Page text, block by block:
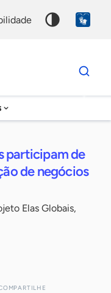
Dados
para
chave
participam de
de negócios
Elas Globais,